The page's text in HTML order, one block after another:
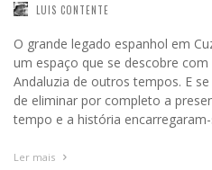
LUIS CONTENTE
O grande legado espanhol em
um espaço que se descobre
Andaluzia de outros tempos. E
de eliminar por completo a
tempo e a história
Ler mais